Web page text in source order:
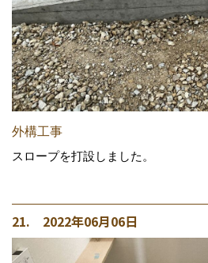
外構工事
スロープを打設しました。
21. 2022年06月06日